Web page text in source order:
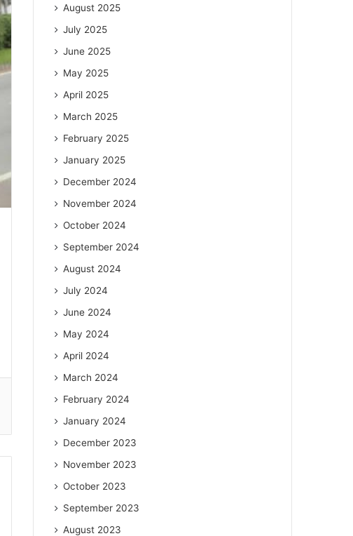
August 2025
July 2025
June 2025
May 2025
April 2025
March 2025
February 2025
January 2025
December 2024
November 2024
October 2024
September 2024
August 2024
July 2024
June 2024
May 2024
April 2024
March 2024
February 2024
January 2024
December 2023
November 2023
October 2023
September 2023
August 2023